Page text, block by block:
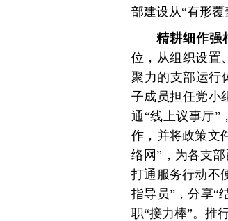
部建设从“有形覆
精耕细作强
位，从组织设置
聚力的支部运行
子成员担任党小
通“线上议事厅”
作，并将政策文
络网”，为各支
打通服务行动不
指导员”，分享“
职“接力棒”。推